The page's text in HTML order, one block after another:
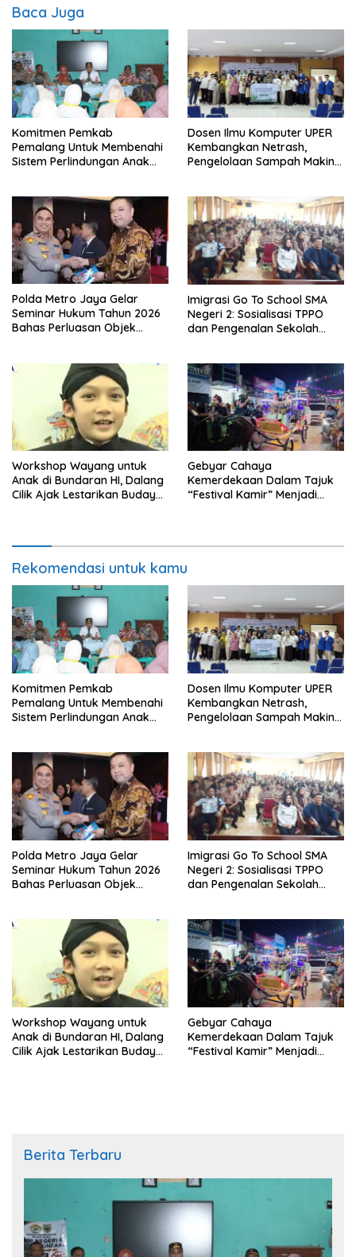
Baca Juga
Komitmen Pemkab
Pemalang Untuk Membenahi
Sistem Perlindungan Anak
Dosen Ilmu Komputer UPER
Kembangkan Netrash,
Pengelolaan Sampah Makin
Polda Metro Jaya Gelar
Seminar Hukum Tahun 2026
Bahas Perluasan Objek
Imigrasi Go To School SMA
Negeri 2: Sosialisasi TPPO
dan Pengenalan Sekolah
Workshop Wayang untuk
Anak di Bundaran HI, Dalang
Cilik Ajak Lestarikan Budaya
Gebyar Cahaya
Kemerdekaan Dalam Tajuk
“Festival Kamir” Menjadi
Rekomendasi untuk kamu
Komitmen Pemkab
Pemalang Untuk Membenahi
Sistem Perlindungan Anak
Dosen Ilmu Komputer UPER
Kembangkan Netrash,
Pengelolaan Sampah Makin
Polda Metro Jaya Gelar
Seminar Hukum Tahun 2026
Bahas Perluasan Objek
Imigrasi Go To School SMA
Negeri 2: Sosialisasi TPPO
dan Pengenalan Sekolah
Workshop Wayang untuk
Anak di Bundaran HI, Dalang
Cilik Ajak Lestarikan Budaya
Gebyar Cahaya
Kemerdekaan Dalam Tajuk
“Festival Kamir” Menjadi
Berita Terbaru